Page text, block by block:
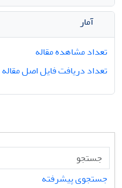
آمار
تعداد مشاهده مقاله
تعداد دریافت فایل اصل مقاله
جستجوی پیشرفته